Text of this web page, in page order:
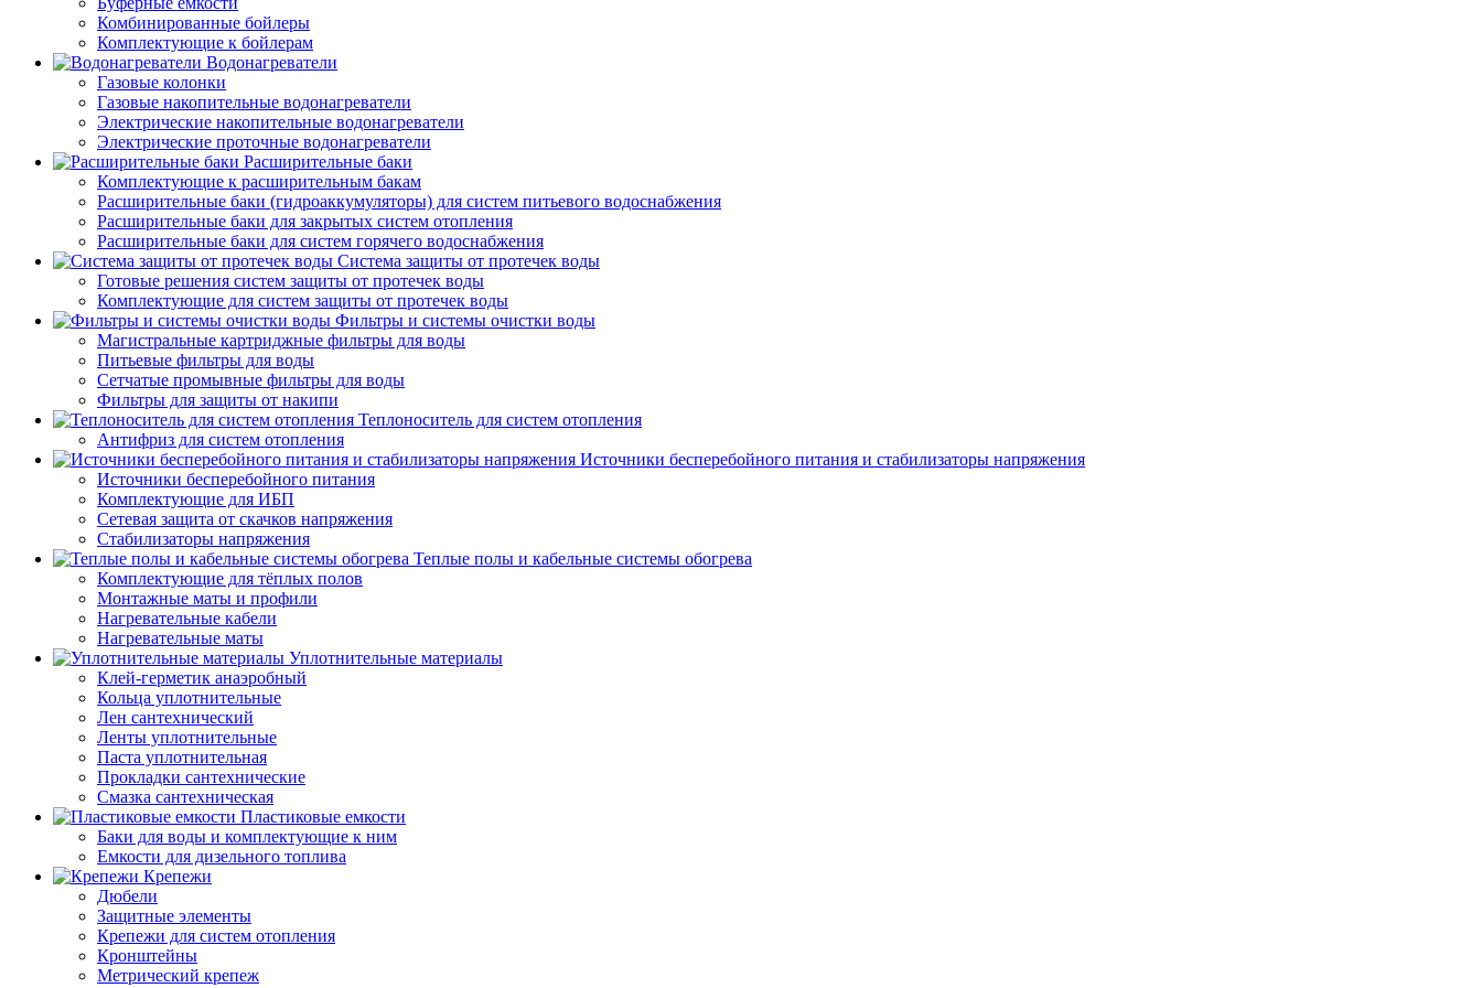
Комбинированные бойлеры
Комплектующие к бойлерам
Водонагреватели
Газовые колонки
Газовые накопительные водонагреватели
Электрические накопительные водонагреватели
Электрические проточные водонагреватели
Расширительные баки
Комплектующие к расширительным бакам
Расширительные баки (гидроаккумуляторы) для систем питьевого водоснабжения
Расширительные баки для закрытых систем отопления
Расширительные баки для систем горячего водоснабжения
Система защиты от протечек воды
Готовые решения систем защиты от протечек воды
Комплектующие для систем защиты от протечек воды
Фильтры и системы очистки воды
Магистральные картриджные фильтры для воды
Питьевые фильтры для воды
Сетчатые промывные фильтры для воды
Фильтры для защиты от накипи
Теплоноситель для систем отопления
Антифриз для систем отопления
Источники бесперебойного питания и стабилизаторы напряжения
Источники бесперебойного питания
Комплектующие для ИБП
Сетевая защита от скачков напряжения
Стабилизаторы напряжения
Теплые полы и кабельные системы обогрева
Комплектующие для тёплых полов
Монтажные маты и профили
Нагревательные кабели
Нагревательные маты
Уплотнительные материалы
Клей-герметик анаэробный
Кольца уплотнительные
Лен сантехнический
Ленты уплотнительные
Паста уплотнительная
Прокладки сантехнические
Смазка сантехническая
Пластиковые емкости
Баки для воды и комплектующие к ним
Емкости для дизельного топлива
Крепежи
Дюбели
Защитные элементы
Крепежи для систем отопления
Кронштейны
Метрический крепеж